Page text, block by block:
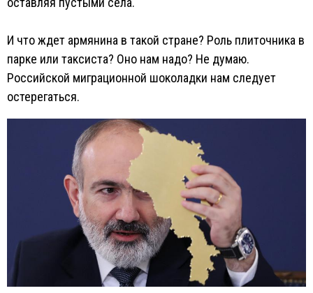
И что ждет армянина в такой стране? Роль плиточника в
парке или таксиста? Оно нам надо? Не думаю.
Российской миграционной шоколадки нам следует
остерегаться.